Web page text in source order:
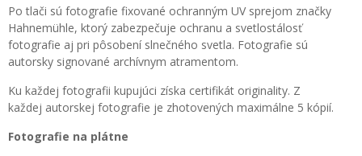
Po tlači sú fotografie fixované ochranným UV sprejom značky
Hahnemühle, ktorý zabezpečuje ochranu a svetlostálosť
fotografie aj pri pôsobení slnečného svetla. Fotografie sú
autorsky signované archívnym atramentom.
Ku každej fotografii kupujúci získa certifikát originality. Z
každej autorskej fotografie je zhotovených maximálne 5 kópií.
Fotografie na plátne